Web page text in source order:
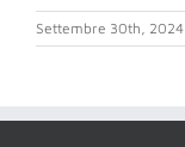
Settembre 30th, 2024